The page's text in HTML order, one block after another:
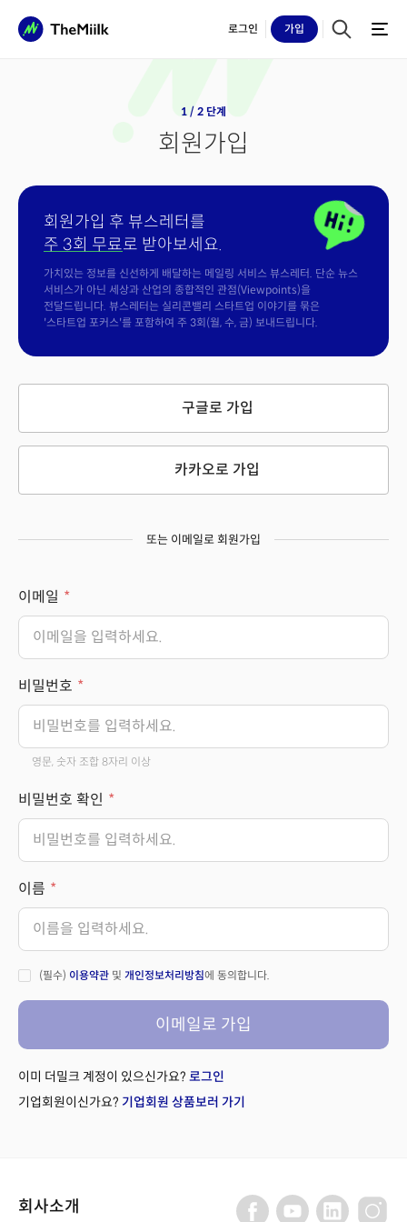
로그인 가입
1 / 2 단계
회원가입
회원가입 후 뷰스레터를
주 3회 무료로 받아보세요.
가치있는 정보를 신선하게 배달하는 메일링 서비스 뷰스레터. 단순 뉴스
서비스가 아닌 세상과 산업의 종합적인 관점(Viewpoints)을
전달드립니다. 뷰스레터는 실리콘밸리 스타트업 이야기를 묶은
'스타트업 포커스'를 포함하여 주 3회(월, 수, 금) 보내드립니다.
구글로 가입
카카오로 가입
또는 이메일로 회원가입
이메일
비밀번호
영문, 숫자 조합 8자리 이상
비밀번호 확인
이름
(필수) 이용약관 및 개인정보처리방침에 동의합니다.
이메일로 가입
이미 더밀크 계정이 있으신가요? 로그인
기업회원이신가요? 기업회원 상품보러 가기
회사소개